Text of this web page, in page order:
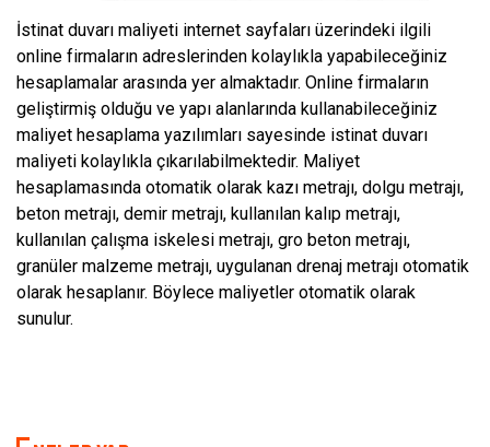
İstinat duvarı maliyeti internet sayfaları üzerindeki ilgili
online firmaların adreslerinden kolaylıkla yapabileceğiniz
hesaplamalar arasında yer almaktadır. Online firmaların
geliştirmiş olduğu ve yapı alanlarında kullanabileceğiniz
maliyet hesaplama yazılımları sayesinde istinat duvarı
maliyeti kolaylıkla çıkarılabilmektedir. Maliyet
hesaplamasında otomatik olarak kazı metrajı, dolgu metrajı,
beton metrajı, demir metrajı, kullanılan kalıp metrajı,
kullanılan çalışma iskelesi metrajı, gro beton metrajı,
granüler malzeme metrajı, uygulanan drenaj metrajı otomatik
olarak hesaplanır. Böylece maliyetler otomatik olarak
sunulur.